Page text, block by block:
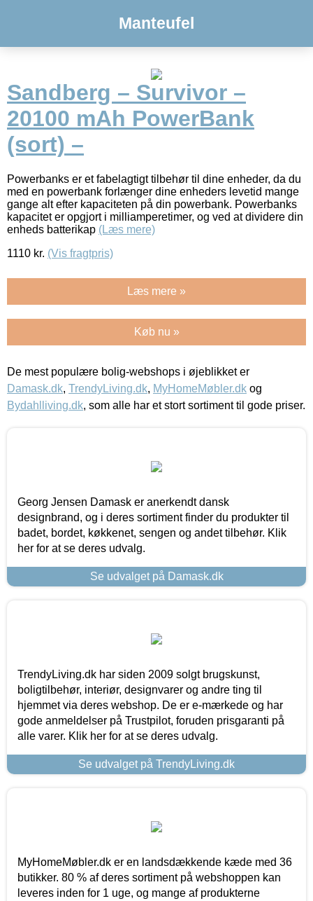
Manteufel
Sandberg – Survivor –
20100 mAh PowerBank
(sort) –
Powerbanks er et fabelagtigt tilbehør til dine enheder, da du
med en powerbank forlænger dine enheders levetid mange
gange alt efter kapaciteten på din powerbank. Powerbanks
kapacitet er opgjort i milliamperetimer, og ved at dividere din
enheds batterikap (Læs mere)
1110 kr. (Vis fragtpris)
Læs mere »
Køb nu »
De mest populære bolig-webshops i øjeblikket er
Damask.dk, TrendyLiving.dk, MyHomeMøbler.dk og
Bydahlliving.dk, som alle har et stort sortiment til gode priser.
Georg Jensen Damask er anerkendt dansk
designbrand, og i deres sortiment finder du produkter til
badet, bordet, køkkenet, sengen og andet tilbehør. Klik
her for at se deres udvalg.
Se udvalget på Damask.dk
TrendyLiving.dk har siden 2009 solgt brugskunst,
boligtilbehør, interiør, designvarer og andre ting til
hjemmet via deres webshop. De er e-mærkede og har
gode anmeldelser på Trustpilot, foruden prisgaranti på
alle varer. Klik her for at se deres udvalg.
Se udvalget på TrendyLiving.dk
MyHomeMøbler.dk er en landsdækkende kæde med 36
butikker. 80 % af deres sortiment på webshoppen kan
leveres inden for 1 uge, og mange af produkterne